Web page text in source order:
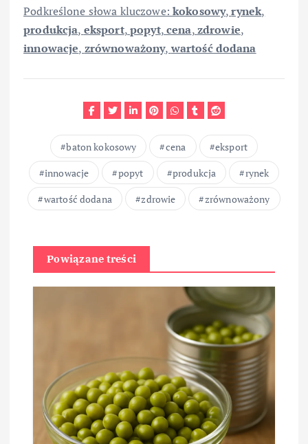
Podkreślone słowa kluczowe:kokosowy,rynek,
produkcja, eksport,popyt,cena,zdrowie,
innowacje, zrównoważony,wartość dodana
baton kokosowy cena
eksport
innowacje
popyt produkcja
rynek
wartość dodana
zdrowie zrównoważony
Powiązane treści